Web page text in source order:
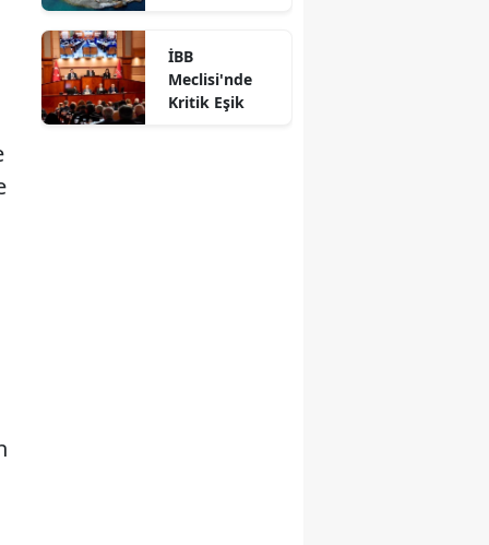
İBB
Meclisi'nde
Kritik Eşik